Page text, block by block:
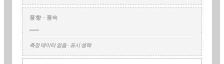
풍향 · 풍속
—
측정 데이터 없음 · 표시 생략